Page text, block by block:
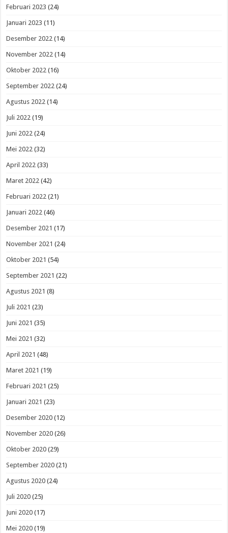
Februari 2023 (24)
Januari 2023 (11)
Desember 2022 (14)
November 2022 (14)
Oktober 2022 (16)
September 2022 (24)
Agustus 2022 (14)
Juli 2022 (19)
Juni 2022 (24)
Mei 2022 (32)
April 2022 (33)
Maret 2022 (42)
Februari 2022 (21)
Januari 2022 (46)
Desember 2021 (17)
November 2021 (24)
Oktober 2021 (54)
September 2021 (22)
Agustus 2021 (8)
Juli 2021 (23)
Juni 2021 (35)
Mei 2021 (32)
April 2021 (48)
Maret 2021 (19)
Februari 2021 (25)
Januari 2021 (23)
Desember 2020 (12)
November 2020 (26)
Oktober 2020 (29)
September 2020 (21)
Agustus 2020 (24)
Juli 2020 (25)
Juni 2020 (17)
Mei 2020 (19)